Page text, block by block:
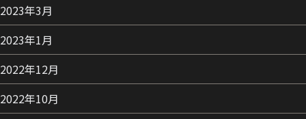
2023年3月
2023年1月
2022年12月
2022年10月